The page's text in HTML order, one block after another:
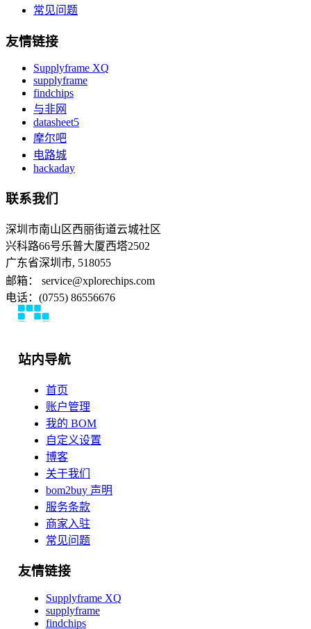
常见问题
友情链接
Supplyframe XQ
supplyframe
findchips
与非网
datasheet5
摩尔吧
电路城
hackaday
联系我们
深圳市南山区西丽街道云城社区
兴科路66号乐普大厦西塔2502
广东省深圳市, 518055
邮箱： service@xplorechips.com
电话：(0755) 86556676
站内导航
首页
账户管理
我的 BOM
自定义设置
博客
关于我们
bom2buy 声明
服务条款
商家入驻
常见问题
友情链接
Supplyframe XQ
supplyframe
findchips